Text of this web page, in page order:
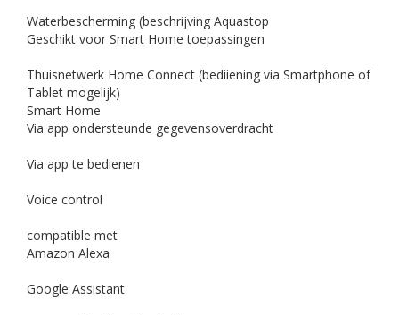
Waterbescherming (beschrijving Aquastop
Geschikt voor Smart Home toepassingen
Thuisnetwerk Home Connect (bediiening via Smartphone of
Tablet mogelijk)
Smart Home
Via app ondersteunde gegevensoverdracht
Via app te bedienen
Voice control
compatible met
Amazon Alexa
Google Assistant